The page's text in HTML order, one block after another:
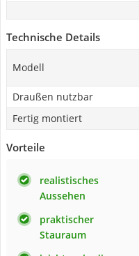
Technische Details
Modell
Draußen nutzbar
Fertig montiert
Vorteile
realistisches
Aussehen
praktischer
Stauraum